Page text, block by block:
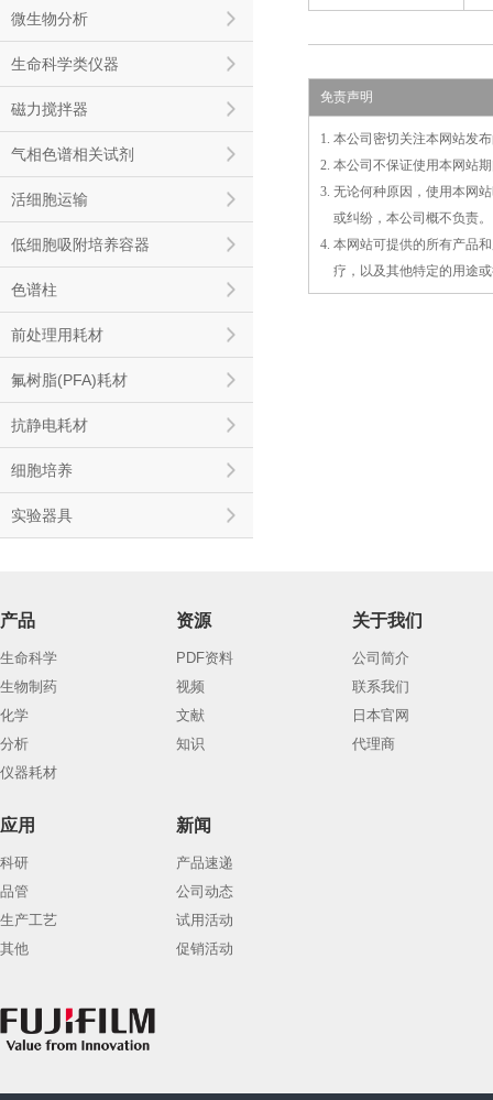
微生物分析
生命科学类仪器
磁力搅拌器
气相色谱相关试剂
活细胞运输
低细胞吸附培养容器
色谱柱
前处理用耗材
氟树脂(PFA)耗材
抗静电耗材
细胞培养
实验器具
免责声明
1. 本公司密切关注本网站发
2. 本公司不保证使用本网站
3. 无论何种原因，使用本网
或纠纷，本公司概不负责。
4. 本网站可提供的所有产品
疗，以及其他特定的用途
产品
生命科学
生物制药
化学
分析
仪器耗材
资源
PDF资料
视频
文献
知识
关于我们
公司简介
联系我们
日本官网
代理商
应用
科研
品管
生产工艺
其他
新闻
产品速递
公司动态
试用活动
促销活动